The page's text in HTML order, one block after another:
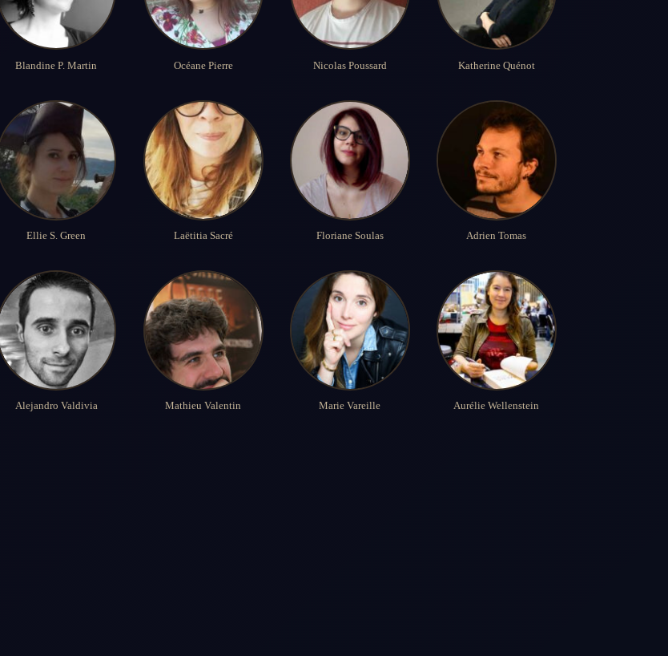
Blandine P. Martin Océane Pierre Nicolas Poussard Katherine Quénot
Ellie S. Green Laëtitia Sacré Floriane Soulas Adrien Tomas
Alejandro Valdivia Mathieu Valentin Marie Vareille Aurélie Wellenstein